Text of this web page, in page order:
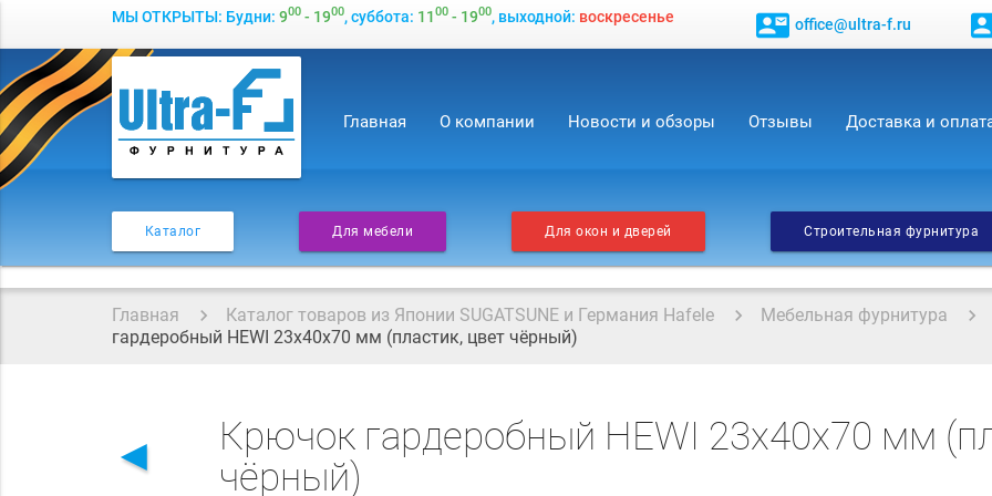
МЫ ОТКРЫТЫ: Будни: 900- 1900, суббота: 1100- 1900, выходной: воскресенье contact_mail office@ultra-f.ru
Главная О компании Новости и обзоры Отзывы Доставка и
Каталог Для мебели Для окон и дверей Строительная фурнитура
Главная Каталог товаров из Японии SUGATSUNE и Германия Hafele Мебельная фурнитура
гардеробный HEWI 23x40x70 мм (пластик, цвет чёрный)
◄
Крючок гардеробный HEWI 23x40x70 мм
чёрный)